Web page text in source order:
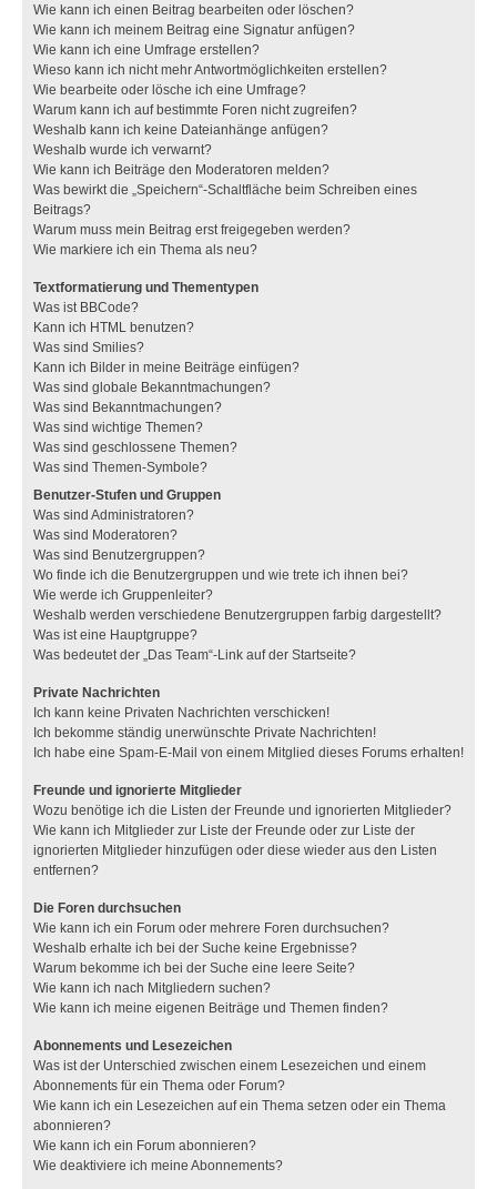
Wie kann ich einen Beitrag bearbeiten oder löschen?
Wie kann ich meinem Beitrag eine Signatur anfügen?
Wie kann ich eine Umfrage erstellen?
Wieso kann ich nicht mehr Antwortmöglichkeiten erstellen?
Wie bearbeite oder lösche ich eine Umfrage?
Warum kann ich auf bestimmte Foren nicht zugreifen?
Weshalb kann ich keine Dateianhänge anfügen?
Weshalb wurde ich verwarnt?
Wie kann ich Beiträge den Moderatoren melden?
Was bewirkt die „Speichern“-Schaltfläche beim Schreiben eines
Beitrags?
Warum muss mein Beitrag erst freigegeben werden?
Wie markiere ich ein Thema als neu?
Textformatierung und Thementypen
Was ist BBCode?
Kann ich HTML benutzen?
Was sind Smilies?
Kann ich Bilder in meine Beiträge einfügen?
Was sind globale Bekanntmachungen?
Was sind Bekanntmachungen?
Was sind wichtige Themen?
Was sind geschlossene Themen?
Was sind Themen-Symbole?
Benutzer-Stufen und Gruppen
Was sind Administratoren?
Was sind Moderatoren?
Was sind Benutzergruppen?
Wo finde ich die Benutzergruppen und wie trete ich ihnen bei?
Wie werde ich Gruppenleiter?
Weshalb werden verschiedene Benutzergruppen farbig dargestellt?
Was ist eine Hauptgruppe?
Was bedeutet der „Das Team“-Link auf der Startseite?
Private Nachrichten
Ich kann keine Privaten Nachrichten verschicken!
Ich bekomme ständig unerwünschte Private Nachrichten!
Ich habe eine Spam-E-Mail von einem Mitglied dieses Forums erhalten!
Freunde und ignorierte Mitglieder
Wozu benötige ich die Listen der Freunde und ignorierten Mitglieder?
Wie kann ich Mitglieder zur Liste der Freunde oder zur Liste der
ignorierten Mitglieder hinzufügen oder diese wieder aus den Listen
entfernen?
Die Foren durchsuchen
Wie kann ich ein Forum oder mehrere Foren durchsuchen?
Weshalb erhalte ich bei der Suche keine Ergebnisse?
Warum bekomme ich bei der Suche eine leere Seite?
Wie kann ich nach Mitgliedern suchen?
Wie kann ich meine eigenen Beiträge und Themen finden?
Abonnements und Lesezeichen
Was ist der Unterschied zwischen einem Lesezeichen und einem
Abonnements für ein Thema oder Forum?
Wie kann ich ein Lesezeichen auf ein Thema setzen oder ein Thema
abonnieren?
Wie kann ich ein Forum abonnieren?
Wie deaktiviere ich meine Abonnements?